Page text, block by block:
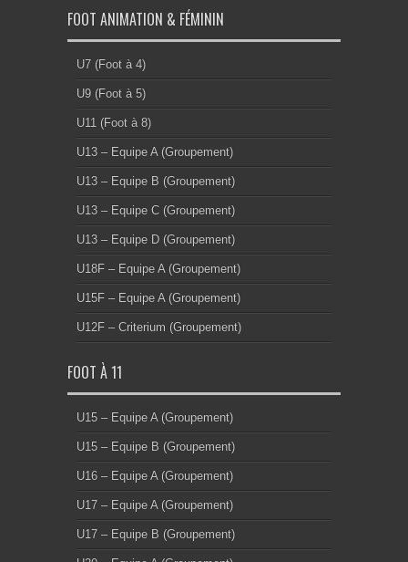
FOOT ANIMATION & FÉMININ
U7 (Foot à 4)
U9 (Foot à 5)
U11 (Foot à 8)
U13 – Equipe A (Groupement)
U13 – Equipe B (Groupement)
U13 – Equipe C (Groupement)
U13 – Equipe D (Groupement)
U18F – Equipe A (Groupement)
U15F – Equipe A (Groupement)
U12F – Criterium (Groupement)
FOOT À 11
U15 – Equipe A (Groupement)
U15 – Equipe B (Groupement)
U16 – Equipe A (Groupement)
U17 – Equipe A (Groupement)
U17 – Equipe B (Groupement)